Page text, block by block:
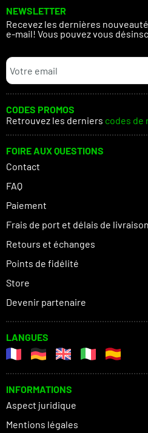
NEWSLETTER
Recevez les dernières
e-mail! Vous pouvez vous
CODES PROMOS
Retrouvez les derniers codes de
FOIRE AUX QUESTIONS
Contact
FAQ
Paiement
Frais de port et délais de livraison
Retours et échanges
Points de fidélité
Store
Devenir partenaire
LANGUES
INFORMATIONS
Aspect juridique
Mentions légales